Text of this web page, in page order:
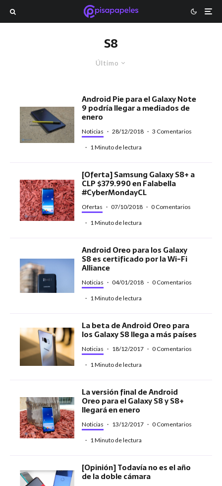
S8
Último
Android Pie para el Galaxy Note
9 podría llegar a mediados de
enero
Noticias · 28/12/2018 · 3 Comentarios
· 1 Minuto de lectura
[Oferta] Samsung Galaxy S8+ a
CLP $379.990 en Falabella
#CyberMondayCL
Ofertas · 07/10/2018 · 0 Comentarios
· 1 Minuto de lectura
Android Oreo para los Galaxy
S8 es certificado por la Wi-Fi
Alliance
Noticias · 04/01/2018 · 0 Comentarios
· 1 Minuto de lectura
La beta de Android Oreo para
los Galaxy S8 llega a más países
Noticias · 18/12/2017 · 0 Comentarios
· 1 Minuto de lectura
La versión final de Android
Oreo para el Galaxy S8 y S8+
llegará en enero
Noticias · 13/12/2017 · 0 Comentarios
· 1 Minuto de lectura
[Opinión] Todavía no es el año
de la doble cámara